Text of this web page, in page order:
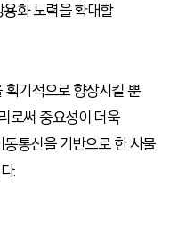
화 노력을 확대할
기적으로 향상시킬 뿐
로써 중요성이 더욱
통신을 기반으로 한 사물
.